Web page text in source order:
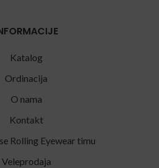
Katalog
Ordinacija
O nama
Kontakt
Rolling Eyewear timu
Veleprodaja